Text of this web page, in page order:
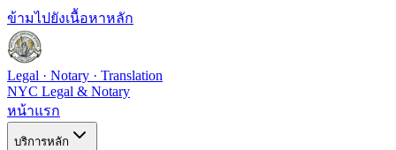
ข้ามไปยังเนื้อหาหลัก
Legal · Notary · Translation
NYC Legal & Notary
หน้าแรก
บริการหลัก